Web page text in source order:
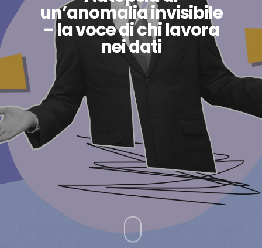
un’anomalia invisibile
– la voce di chi lavora
nei dati